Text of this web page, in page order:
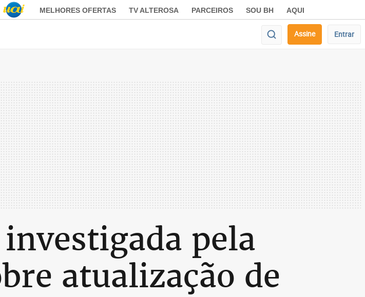
MELHORES OFERTAS TV ALTEROSA PARCEIROS SOU BH AQUI
Assine Entrar
pela
atualização de